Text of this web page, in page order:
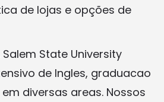
de lojas e opções de
State University
de Ingles, graduacao
diversas areas. Nossos